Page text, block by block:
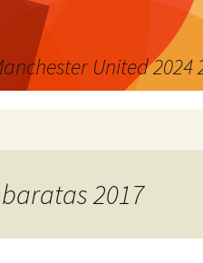
United
2017